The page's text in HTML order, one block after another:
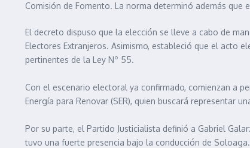
Comisión de Fomento. La norma determinó además
El decreto dispuso que la elección se lleve a cabo de
Electores Extranjeros. Asimismo, estableció que el acto
pertinentes de la Ley Nº 55.
Con el escenario electoral ya confirmado, comienzan a
Energía para Renovar (SER), quien buscará representar
Por su parte, el Partido Justicialista definió a Gabriel
tuvo una fuerte presencia bajo la conducción de Soloaga.